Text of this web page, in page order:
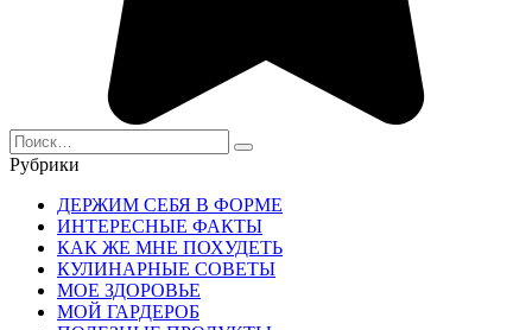
Search
for:
Рубрики
ДЕРЖИМ СЕБЯ В ФОРМЕ
ИНТЕРЕСНЫЕ ФАКТЫ
КАК ЖЕ МНЕ ПОХУДЕТЬ
КУЛИНАРНЫЕ СОВЕТЫ
МОЕ ЗДОРОВЬЕ
МОЙ ГАРДЕРОБ